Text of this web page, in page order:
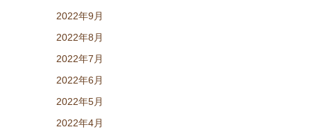
2022年9月
2022年8月
2022年7月
2022年6月
2022年5月
2022年4月